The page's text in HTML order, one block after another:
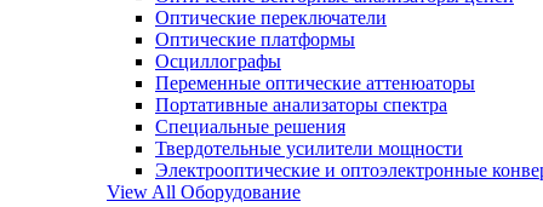
Оптические переключатели
Оптические платформы
Осциллографы
Переменные оптические аттенюаторы
Портативные анализаторы спектра
Специальные решения
Твердотельные усилители мощности
Электрооптические и оптоэлектронные
View All Оборудование